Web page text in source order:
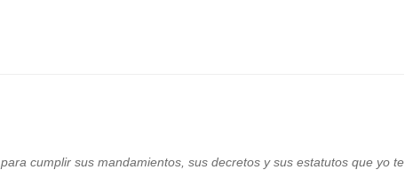
para cumplir sus mandamientos, sus decretos y sus estatutos que yo te